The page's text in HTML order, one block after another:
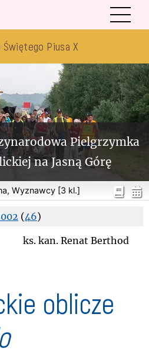
Piusa X
Pielgrzymka
na Jasną Górę
Wyznawcy [3 kl.]
(46)
ks. kan. Renat Berthod
oblicze